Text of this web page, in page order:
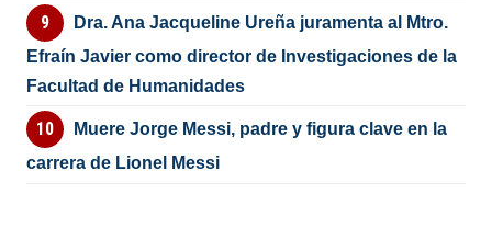
Dra. Ana Jacqueline Ureña juramenta al Mtro.
Efraín Javier como director de Investigaciones de la
Facultad de Humanidades
Muere Jorge Messi, padre y figura clave en la
carrera de Lionel Messi